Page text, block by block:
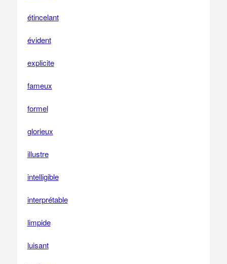
étincelant
évident
explicite
fameux
formel
glorieux
illustre
intelligible
interprétable
limpide
luisant